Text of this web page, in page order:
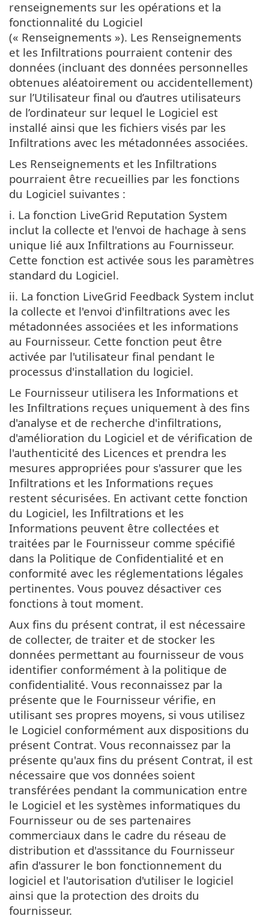
renseignements sur les opérations et la
fonctionnalité du Logiciel
(« Renseignements »). Les Renseignements
et les Infiltrations pourraient contenir des
données (incluant des données personnelles
obtenues aléatoirement ou accidentellement)
sur l’Utilisateur final ou d’autres utilisateurs
de l’ordinateur sur lequel le Logiciel est
installé ainsi que les fichiers visés par les
Infiltrations avec les métadonnées associées.
Les Renseignements et les Infiltrations
pourraient être recueillies par les fonctions
du Logiciel suivantes :
i. La fonction LiveGrid Reputation System
inclut la collecte et l'envoi de hachage à sens
unique lié aux Infiltrations au Fournisseur.
Cette fonction est activée sous les paramètres
standard du Logiciel.
ii. La fonction LiveGrid Feedback System inclut
la collecte et l'envoi d'infiltrations avec les
métadonnées associées et les informations
au Fournisseur. Cette fonction peut être
activée par l'utilisateur final pendant le
processus d'installation du logiciel.
Le Fournisseur utilisera les Informations et
les Infiltrations reçues uniquement à des fins
d'analyse et de recherche d'infiltrations,
d'amélioration du Logiciel et de vérification de
l'authenticité des Licences et prendra les
mesures appropriées pour s'assurer que les
Infiltrations et les Informations reçues
restent sécurisées. En activant cette fonction
du Logiciel, les Infiltrations et les
Informations peuvent être collectées et
traitées par le Fournisseur comme spécifié
dans la Politique de Confidentialité et en
conformité avec les réglementations légales
pertinentes. Vous pouvez désactiver ces
fonctions à tout moment.
Aux fins du présent contrat, il est nécessaire
de collecter, de traiter et de stocker les
données permettant au fournisseur de vous
identifier conformément à la politique de
confidentialité. Vous reconnaissez par la
présente que le Fournisseur vérifie, en
utilisant ses propres moyens, si vous utilisez
le Logiciel conformément aux dispositions du
présent Contrat. Vous reconnaissez par la
présente qu'aux fins du présent Contrat, il est
nécessaire que vos données soient
transférées pendant la communication entre
le Logiciel et les systèmes informatiques du
Fournisseur ou de ses partenaires
commerciaux dans le cadre du réseau de
distribution et d'asssitance du Fournisseur
afin d'assurer le bon fonctionnement du
logiciel et l'autorisation d'utiliser le logiciel
ainsi que la protection des droits du
fournisseur.